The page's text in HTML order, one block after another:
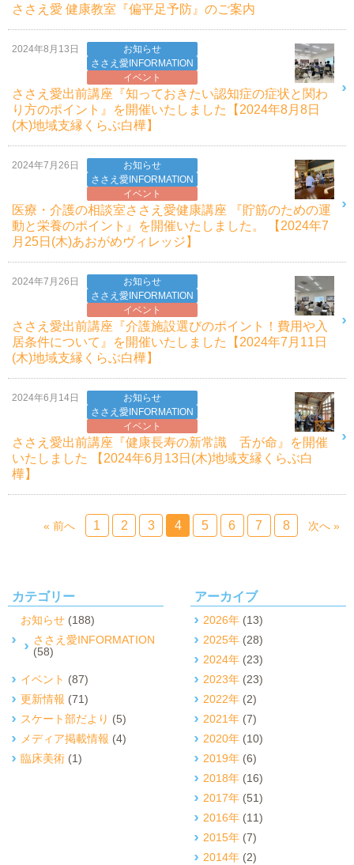
ささえ愛 健康教室『偏平足予防』のご案内
2024年8月13日
お知らせ
ささえ愛INFORMATION
イベント
ささえ愛出前講座『知っておきたい認知症の症状と関わ
り方のポイント』を開催いたしました【2024年8月8日
(木)地域支縁くらぶ白樺】
2024年7月26日
お知らせ
ささえ愛INFORMATION
イベント
医療・介護の相談室ささえ愛健康講座 『貯筋のための運
動と栄養のポイント』を開催いたしました。 【2024年7
月25日(木)あおがめヴィレッジ】
2024年7月26日
お知らせ
ささえ愛INFORMATION
イベント
ささえ愛出前講座『介護施設選びのポイント！費用や入
居条件について』を開催いたしました【2024年7月11日
(木)地域支縁くらぶ白樺】
2024年6月14日
お知らせ
ささえ愛INFORMATION
イベント
ささえ愛出前講座『健康長寿の新常識 舌が命』を開催
いたしました 【2024年6月13日(木)地域支縁くらぶ白
樺】
« 前へ 1 2 3 4 5 6 7 8 次へ »
カテゴリー
お知らせ (188)
ささえ愛INFORMATION
(58)
イベント (87)
更新情報 (71)
スケート部だより (5)
メディア掲載情報 (4)
臨床美術 (1)
アーカイブ
2026年 (13)
2025年 (28)
2024年 (23)
2023年 (23)
2022年 (2)
2021年 (7)
2020年 (10)
2019年 (6)
2018年 (16)
2017年 (51)
2016年 (11)
2015年 (7)
2014年 (2)